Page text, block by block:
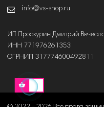
info@vs-shop.ru
ИП Проскурин Дмитрий
ИНН 771976261353
ОГРНИП 317774600492811
© 2022 - 2026 Все права